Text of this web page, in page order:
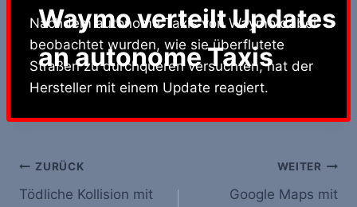
Waymo verteilt Updates
an autonome Taxis
Nachdem autonome Taxis von Waymo dabei
beobachtet wurden, wie sie überflutete
Straßen zu durchqueren versuchten, hat der
Hersteller mit einem Update reagiert.
Beitrags-
ZURÜCK
Tödliche Kollision mit
WEITER
Google Maps mit